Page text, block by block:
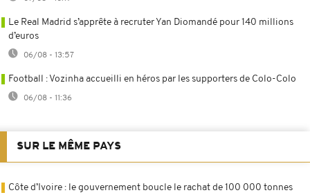
Le Real Madrid s’apprête à recruter Yan Diomandé pour 140 millions
d’euros
06/08 - 13:57
Football : Vozinha accueilli en héros par les supporters de Colo-Colo
06/08 - 11:36
SUR LE MÊME PAYS
Côte d’Ivoire : le gouvernement boucle le rachat de 100 000 tonnes